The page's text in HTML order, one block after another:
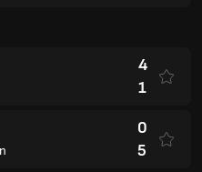
4
1
0
5